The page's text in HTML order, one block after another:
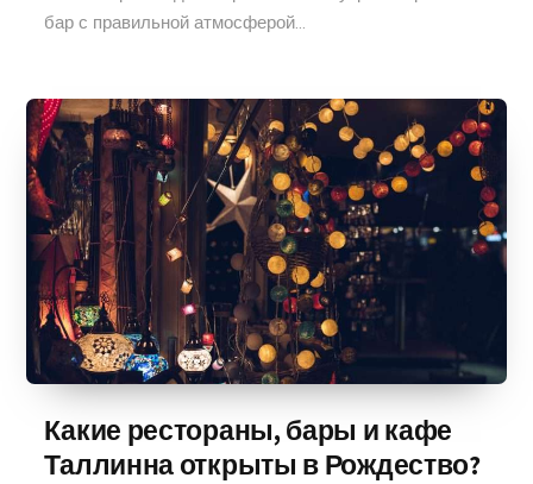
бар с правильной атмосферой...
Какие рестораны, бары и кафе
Таллинна открыты в Рождество?